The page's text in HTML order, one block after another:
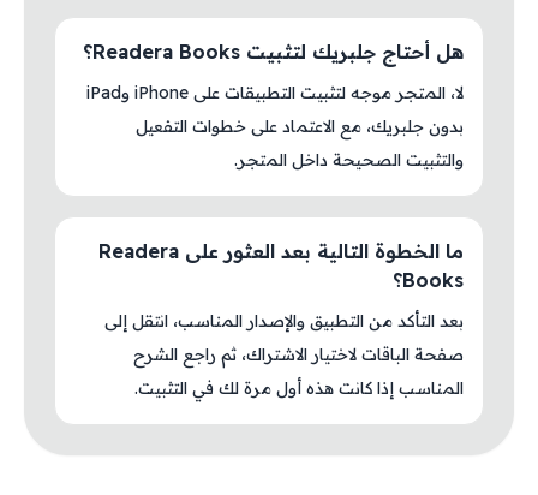
هل أحتاج جلبريك لتثبيت Readera Books؟
لا، المتجر موجه لتثبيت التطبيقات على iPhone وiPad
بدون جلبريك، مع الاعتماد على خطوات التفعيل
والتثبيت الصحيحة داخل المتجر.
ما الخطوة التالية بعد العثور على Readera
Books؟
بعد التأكد من التطبيق والإصدار المناسب، انتقل إلى
صفحة الباقات لاختيار الاشتراك، ثم راجع الشرح
المناسب إذا كانت هذه أول مرة لك في التثبيت.